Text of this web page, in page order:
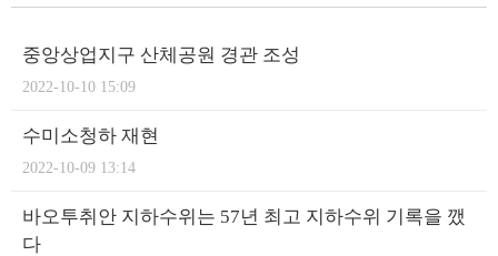
중앙상업지구 산체공원 경관 조성
2022-10-10 15:09
수미소청하 재현
2022-10-09 13:14
바오투취안 지하수위는 57년 최고 지하수위 기록을 깼
다